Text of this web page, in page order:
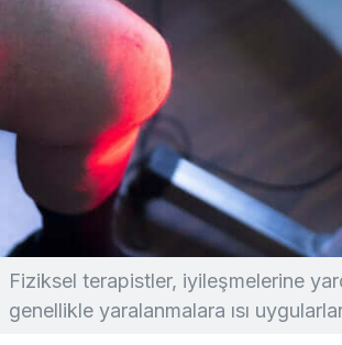
Fiziksel terapistler, iyileşmelerine
genellikle yaralanmalara ısı